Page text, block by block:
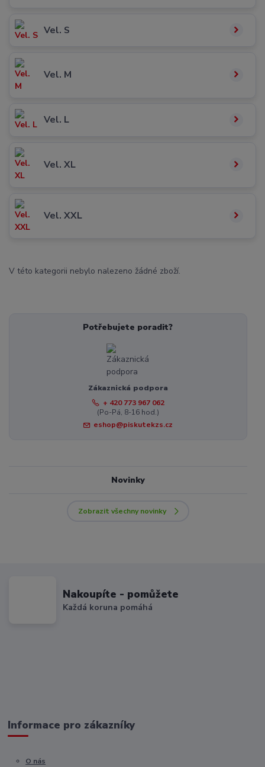
Vel. S
Vel. M
Vel. L
Vel. XL
Vel. XXL
V této kategorii nebylo nalezeno žádné zboží.
Potřebujete poradit?
Zákaznická podpora
+ 420 773 967 062
(Po-Pá, 8-16 hod.)
eshop@piskutekzs.cz
Novinky
Zobrazit všechny novinky
Nakoupíte - pomůžete
Každá koruna pomáhá
Informace pro zákazníky
O nás